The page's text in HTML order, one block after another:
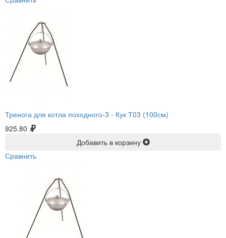
Тренога для котла походного-3 - Кук Т03 (100см)
925.80
Добавить в корзину
Сравнить